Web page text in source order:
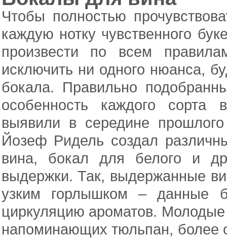
ОТАНТИК (3)
ОТАНТИК БЛЭК
СВИТ КОЛОРС БЛЮ
СИГНАТЮР
ЭЛЕГАНС(1)
Чтобы полностью
каждую нотку чувственного
произвести по всем
исключить ни одного нюанса,
бокала. Правильно
особенность каждого сорта
выявили в середине
Йозеф Ридель создал
вина, бокал для белого и
выдержки. Так, выдержанные
узким горлышком – данные
циркуляцию ароматов.
напоминающих тюльпан,